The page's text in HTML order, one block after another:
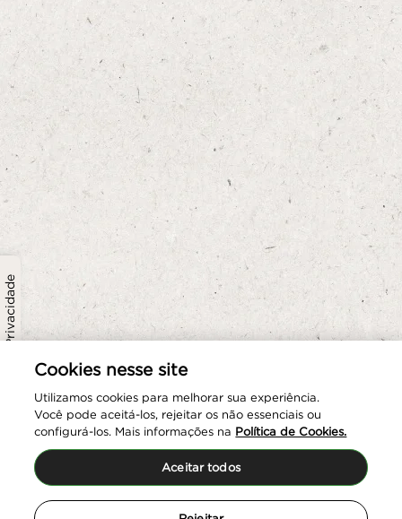
Política de Privacidade Cookies nesse site
Utilizamos cookies para melhorar sua experiência.
Você pode aceitá-los, rejeitar os não essenciais ou
configurá-los. Mais informações na Política de Cookies.
Aceitar todos